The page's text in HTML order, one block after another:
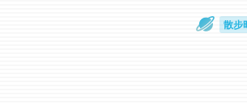
散步